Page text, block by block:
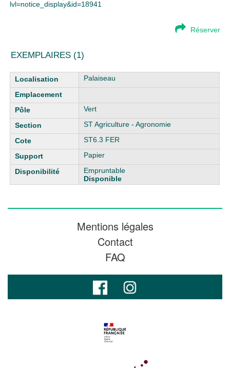
lvl=notice_display&id=18941
Réserver
EXEMPLAIRES (1)
Liste des exemplaires Palaiseau
Vert
ST Agriculture - Agronomie
ST6.3 FER
Papier
Empruntable
Disponible
Mentions légales
Contact
FAQ